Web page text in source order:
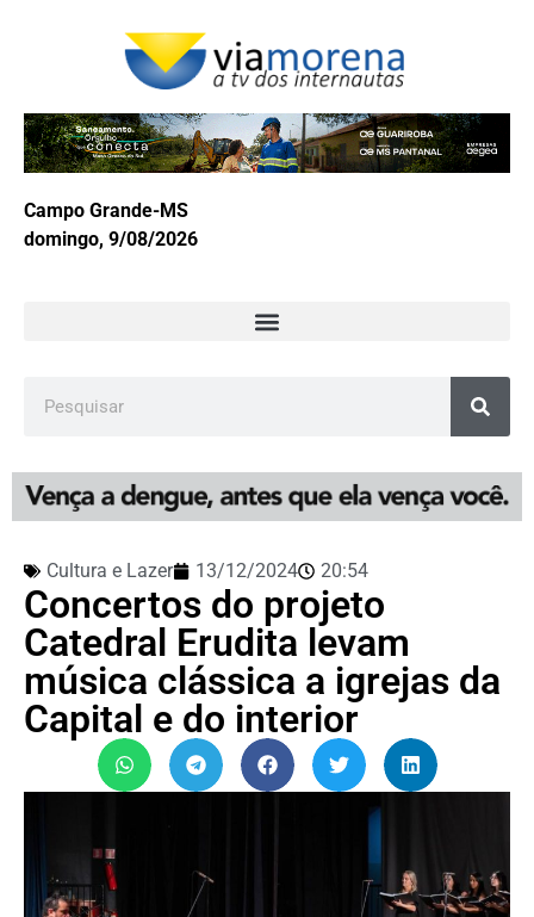
Campo Grande-MS
domingo, 9/08/2026
Cultura e Lazer 13/12/2024 20:54
Concertos do projeto
Catedral Erudita levam
música clássica a igrejas da
Capital e do interior